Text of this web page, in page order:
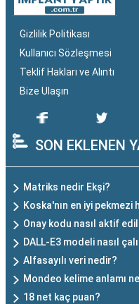
Gizlilik Politikası
Kullanıcı Sözleşmesi
Teklif Hakları ve Alıntı
Bize Ulaşın
SON EKLENEN
Matriks nedir Ekşi?
Koska'nın en iyi pekmezi
Onay kodu nasıl aktif
DALL-E3 modeli nasıl
Alfasayılı veri nedir?
Mondeo kelime anlamı
18 net kaç puan?